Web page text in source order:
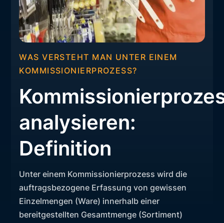
WAS VERSTEHT MAN UNTER EINEM
KOMMISSIONIERPROZESS?
analysieren:
Definition
Unter einem Kommissionierprozess wird die
auftragsbezogene Erfassung von gewissen
Einzelmengen (Ware) innerhalb einer
bereitgestellten Gesamtmenge (Sortiment)